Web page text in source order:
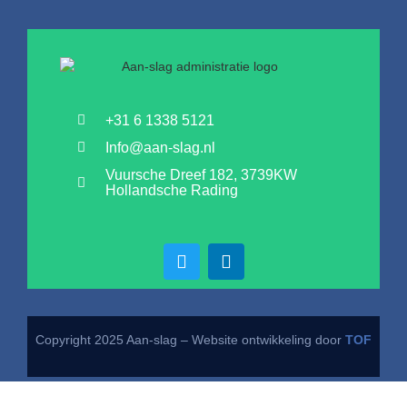
+31 6 1338 5121
Info@aan-slag.nl
Vuursche Dreef 182, 3739KW
Hollandsche Rading
Copyright 2025 Aan-slag – Website ontwikkeling door TOF